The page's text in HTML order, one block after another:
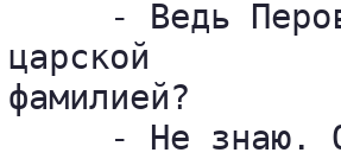
- Ведь
царской
фамилией?
- Не знаю.